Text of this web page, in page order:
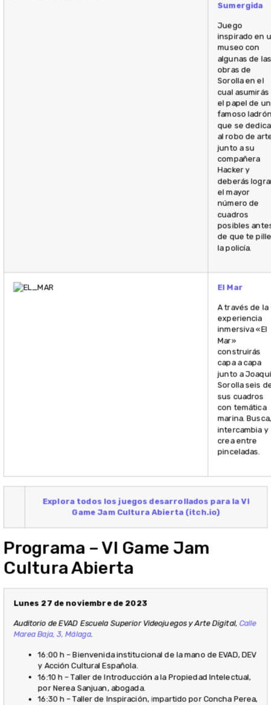
Sumergida
Juego
inspirado en
museo con
algunas de las
obras de
Sorolla en el
cual asumirás
el papel de un
famoso
que se dedica
al robo de
junto a su
compañera
Hacker y
deberás
el mayor
número de
cuadros
posibles
de que te pille
la policía.
El Mar
A través de la
experiencia
inmersiva «El
Mar»
construirás
capa a capa
junto a
Sorolla seis
sus cuadros
con temática
marina. Busca,
intercambia y
crea entre
pinceladas.
Explora todos los juegos desarrollados para la VI
Game Jam Cultura Abierta (itch.io)
Programa – VI Game Jam
Cultura Abierta
Lunes 27 de noviembre de 2023
Auditorio de EVAD Escuela Superior Videojuegos y Arte Digital, Calle
Marea Baja, 3, Málaga.
16:00 h – Bienvenida institucional de la mano de EVAD, DEV
y Acción Cultural Española.
16:10 h – Taller de Introducción a la Propiedad Intelectual,
por Nerea Sanjuan, abogada.
16:30 h – Taller de Inspiración, impartido por Concha Perea,